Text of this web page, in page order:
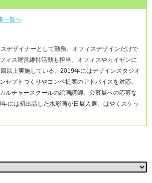
一覧へ
デザイナーとして勤務。オフィスデザインだけで
ィス運営維持活動も担当。オフィスやカイゼンに
以上実施している。2019年にはデザインスタジオ
セプトづくりやコンペ提案のアドバイスを対応。
ルチャースクールの絵画講師、公募展への応募な
には初出品した水彩画が日展入選。はやくスケッ